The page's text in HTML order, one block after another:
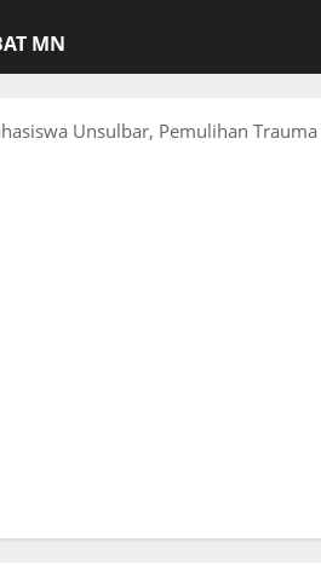
MN
Unsulbar, Pemulihan